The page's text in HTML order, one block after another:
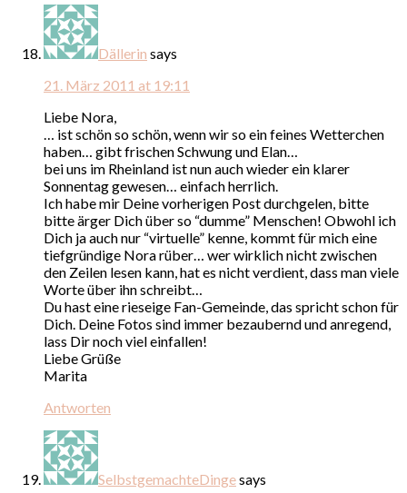
Dällerin says
21. März 2011 at 19:11
Liebe Nora,
… ist schön so schön, wenn wir so ein feines Wetterchen
haben… gibt frischen Schwung und Elan…
bei uns im Rheinland ist nun auch wieder ein klarer
Sonnentag gewesen… einfach herrlich.
Ich habe mir Deine vorherigen Post durchgelen, bitte
bitte ärger Dich über so “dumme” Menschen! Obwohl ich
Dich ja auch nur “virtuelle” kenne, kommt für mich eine
tiefgründige Nora rüber… wer wirklich nicht zwischen
den Zeilen lesen kann, hat es nicht verdient, dass man viele
Worte über ihn schreibt…
Du hast eine rieseige Fan-Gemeinde, das spricht schon für
Dich. Deine Fotos sind immer bezaubernd und anregend,
lass Dir noch viel einfallen!
Liebe Grüße
Marita
Antworten
SelbstgemachteDingesays